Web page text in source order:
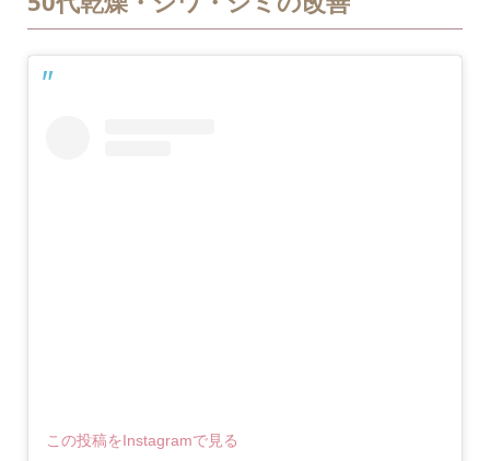
この投稿をInstagramで見る